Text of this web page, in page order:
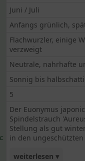
Juni / Juli
Anfangs grünlich,
Flachwurzler, einige
verzweigt
Neutrale, nahrhafte
Sonnig bis
5
Der Euonymus
Spindelstrauch
Stellung als gut
in den
weiterlesen ▾